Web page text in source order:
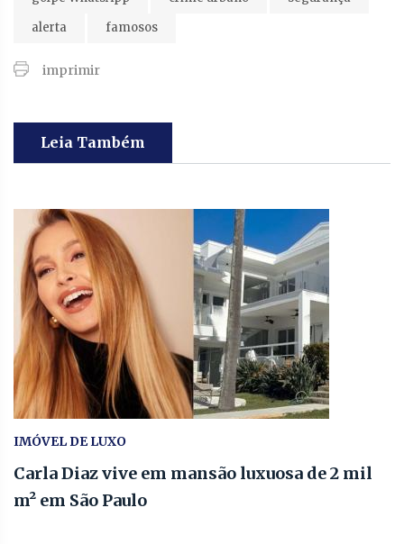
alerta
famosos
imprimir
Leia Também
IMÓVEL DE LUXO
Carla Diaz vive em mansão luxuosa de 2 mil
m² em São Paulo